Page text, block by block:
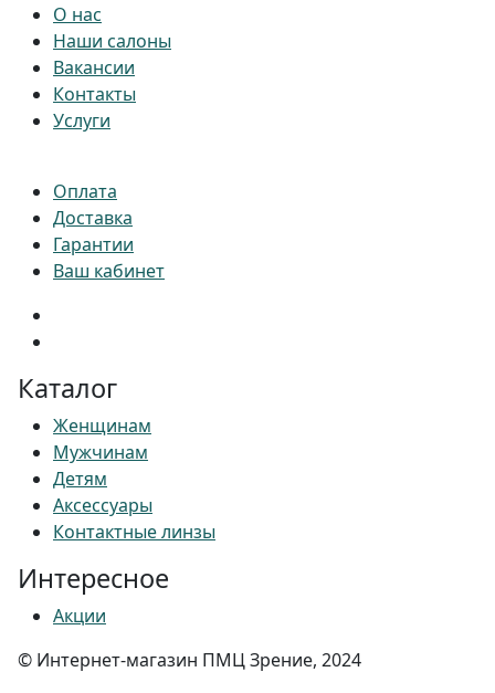
О нас
Наши салоны
Вакансии
Контакты
Услуги
Оплата
Доставка
Гарантии
Ваш кабинет
Каталог
Женщинам
Мужчинам
Детям
Аксессуары
Контактные линзы
Интересное
Акции
© Интернет-магазин ПМЦ Зрение, 2024